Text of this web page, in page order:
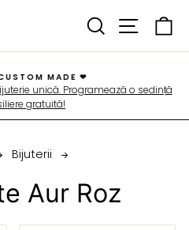
CAUTARE
MENIU
Pauza
MADE ❤
unică. Programează o sedință
gratuită!
Bijuterii
Aur Roz